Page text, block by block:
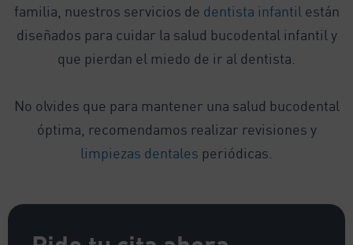
familia, nuestros servicios de dentista infantil están
diseñados para cuidar la salud bucodental infantil y
que pierdan el miedo de ir al dentista.
No olvides que para mantener una salud bucodental
óptima, recomendamos realizar revisiones y
limpiezas dentales periódicas.